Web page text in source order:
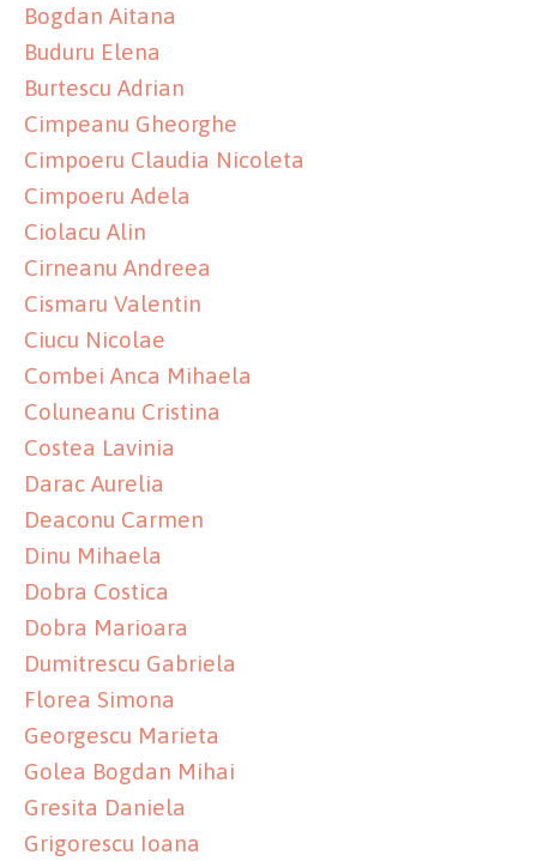
Bogdan Aitana
Buduru Elena
Burtescu Adrian
Cimpeanu Gheorghe
Cimpoeru Claudia Nicoleta
Cimpoeru Adela
Ciolacu Alin
Cirneanu Andreea
Cismaru Valentin
Ciucu Nicolae
Combei Anca Mihaela
Coluneanu Cristina
Costea Lavinia
Darac Aurelia
Deaconu Carmen
Dinu Mihaela
Dobra Costica
Dobra Marioara
Dumitrescu Gabriela
Florea Simona
Georgescu Marieta
Golea Bogdan Mihai
Gresita Daniela
Grigorescu Ioana